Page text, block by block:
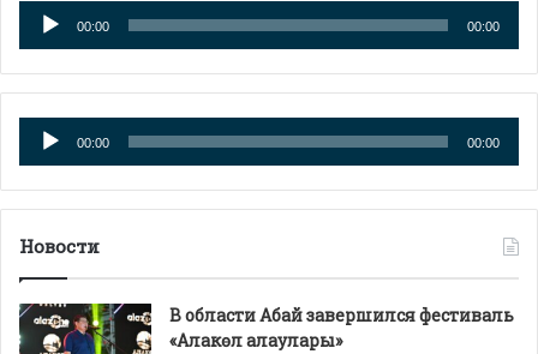
Аудиоплеер
00:00 00:00
Аудиоплеер
00:00 00:00
Новости
В области Абай завершился фестиваль
«Алакөл алаулары»